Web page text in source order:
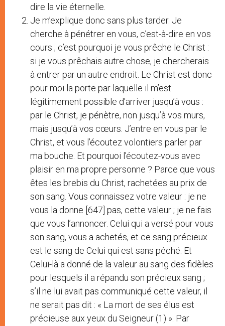
dire la vie éternelle.
Je m’explique donc sans plus tarder. Je
cherche à pénétrer en vous, c’est-à-dire en vos
cours ; c’est pourquoi je vous prêche le Christ :
si je vous prêchais autre chose, je chercherais
à entrer par un autre endroit. Le Christ est donc
pour moi la porte par laquelle il m’est
légitimement possible d’arriver jusqu’à vous :
par le Christ, je pénètre, non jusqu’à vos murs,
mais jusqu’à vos cœurs. J’entre en vous par le
Christ, et vous l’écoutez volontiers parler par
ma bouche. Et pourquoi l’écoutez-vous avec
plaisir en ma propre personne ? Parce que vous
êtes les brebis du Christ, rachetées au prix de
son sang. Vous connaissez votre valeur : je ne
vous la donne [647] pas, cette valeur ; je ne fais
que vous l’annoncer. Celui qui a versé pour vous
son sang, vous a achetés, et ce sang précieux
est le sang de Celui qui est sans péché. Et
Celui-là a donné de la valeur au sang des fidèles
pour lesquels il a répandu son précieux sang ;
s’il ne lui avait pas communiqué cette valeur, il
ne serait pas dit : « La mort de ses élus est
précieuse aux yeux du Seigneur (1) ». Par